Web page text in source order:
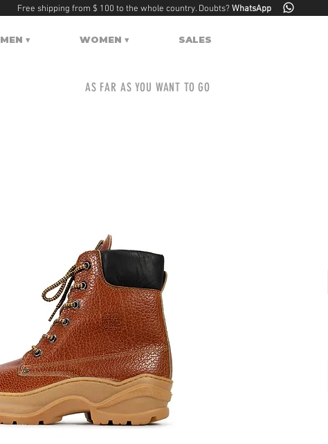
Free shipping from $ 100 to the whole country. Doubts?WhatsApp
MEN ▾ WOMEN ▾ SALES
AS FAR AS YOU WANT TO GO